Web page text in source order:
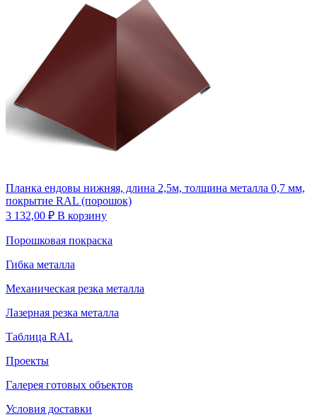
Планка ендовы нижняя, длина 2,5м, толщина металла 0,7 мм,
покрытие RAL (порошок)
3 132,00 ₽ В корзину
Порошковая покраска
Гибка металла
Механическая резка металла
Лазерная резка металла
Таблица RAL
Проекты
Галерея готовых объектов
Условия доставки